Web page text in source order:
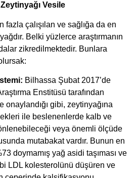
Zeytinyağı Vesile
fazla çalışılan ve sağlığa da en
Belki yüzlerce araştırmanın
zikredilmektedir. Bunlara
Bilhassa Şubat 2017’de
Enstitüsü tarafından
onaylandığı gibi, zeytinyağına
ile beslenenlerde kalb ve
veya önemli ölçüde
mutabakat vardır. Bunun en
doymamış yağ asidi taşıması ve
LDL kolesterolünü düşüren ve